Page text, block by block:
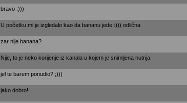
bravo :)))
U početku mi je izgledalo kao da bananu jede :))) odlična
zar nije banana?
Nije, to je neko korijenje iz kanala u kojem je snimljena nutrija.
jel te barem ponudio? ;)))
jako dobro!!